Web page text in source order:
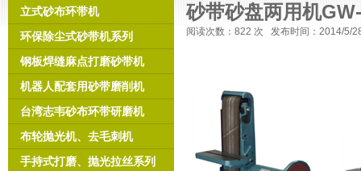
立式砂布环带机
环保除尘式砂带机系列
钢板焊缝麻点打磨砂带机
机器人配套用砂带磨削机
台湾志韦砂布环带研磨机
布轮抛光机、去毛刺机
手持式打磨、抛光拉丝系列
砂带砂盘两用机
阅读次数： 822 次 发布时间：2014/5/